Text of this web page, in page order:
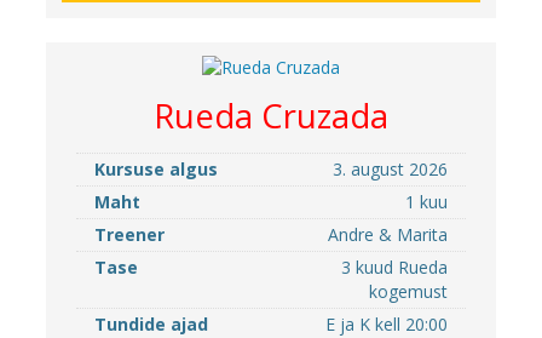
Rueda Cruzada
Kursuse algus
3. august 2026
Maht
1 kuu
Treener
Andre & Marita
Tase
3 kuud Rueda
kogemust
Tundide ajad
E ja K kell 20:00